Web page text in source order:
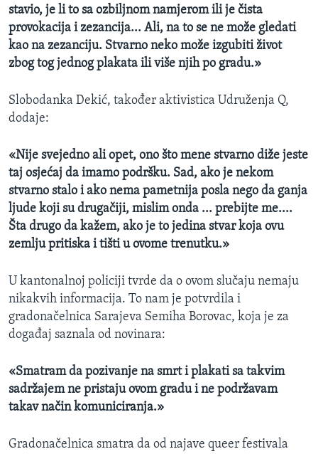
Jezici
stavio, je li to sa ozbiljnom namjerom ili je čista
provokacija i zezancija... Ali, na to se ne može gledati
kao na zezanciju. Stvarno neko može izgubiti život
zbog tog jednog plakata ili više njih po gradu.»
Slobodanka Dekić, također aktivistica Udruženja Q,
dodaje:
«Nije svejedno ali opet, ono što mene stvarno diže jeste
taj osjećaj da imamo podršku. Sad, ako je nekom
stvarno stalo i ako nema pametnija posla nego da ganja
ljude koji su drugačiji, mislim onda ... prebijte me....
Šta drugo da kažem, ako je to jedina stvar koja ovu
zemlju pritiska i tišti u ovome trenutku.»
U kantonalnoj policiji tvrde da o ovom slučaju nemaju
nikakvih informacija. To nam je potvrdila i
gradonačelnica Sarajeva Semiha Borovac, koja je za
događaj saznala od novinara:
«Smatram da pozivanje na smrt i plakati sa takvim
sadržajem ne pristaju ovom gradu i ne podržavam
takav način komuniciranja.»
Gradonačelnica smatra da od najave queer festivala